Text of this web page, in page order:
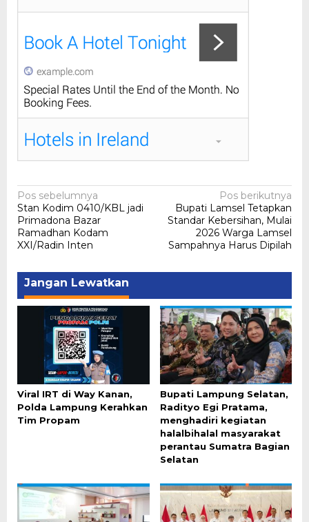
Navigasi
pos
Pos sebelumnya
Stan Kodim 0410/KBL jadi
Primadona Bazar
Ramadhan Kodam
XXI/Radin Inten
Pos berikutnya
Bupati Lamsel Tetapkan
Standar Kebersihan, Mulai
2026 Warga Lamsel
Sampahnya Harus Dipilah
Jangan Lewatkan
Viral IRT di Way Kanan,
Polda Lampung Kerahkan
Tim Propam
Bupati Lampung Selatan,
Radityo Egi Pratama,
menghadiri kegiatan
halalbihalal masyarakat
perantau Sumatra Bagian
Selatan